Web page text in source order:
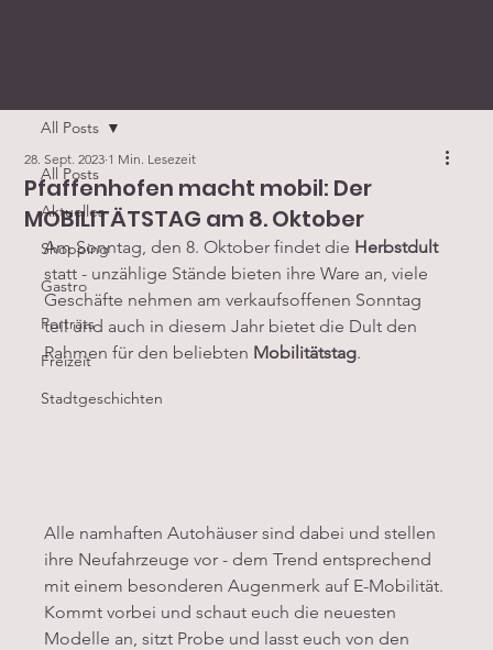
All Posts
Aktuelles
Shopping
Gastro
Porträts
Freizeit
Stadtgeschichten
All Posts
Pfaffenhofen macht mobil: Der
MOBILITÄTSTAG am 8. Oktober
28. Sept. 2023 1 Min. Lesezeit
Am Sonntag, den 8. Oktober findet die Herbstdult
statt - unzählige Stände bieten ihre Ware an, viele
Geschäfte nehmen am verkaufsoffenen Sonntag
teil und auch in diesem Jahr bietet die Dult den
Rahmen für den beliebten Mobilitätstag.
Alle namhaften Autohäuser sind dabei und stellen
ihre Neufahrzeuge vor - dem Trend entsprechend
mit einem besonderen Augenmerk auf E-Mobilität.
Kommt vorbei und schaut euch die neuesten
Modelle an, sitzt Probe und lasst euch von den